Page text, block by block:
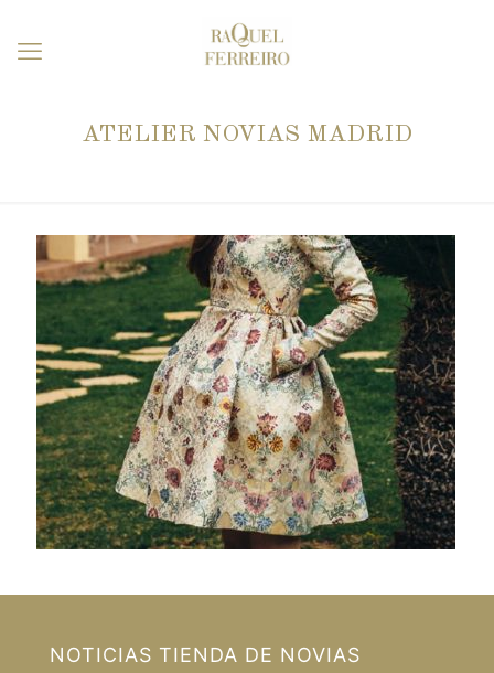
ATELIER NOVIAS MADRID
NOTICIAS TIENDA DE NOVIAS